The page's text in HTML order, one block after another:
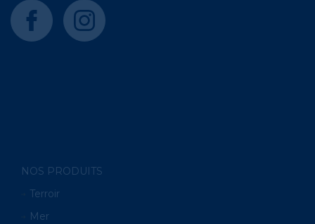
facebook instagram
NOS PRODUITS
Terroir
Mer